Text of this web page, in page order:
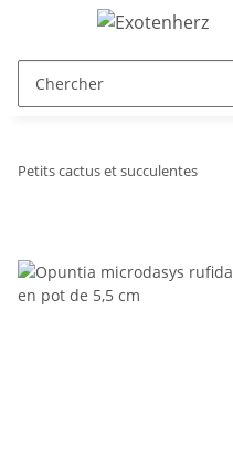
Petits cactus et succulentes